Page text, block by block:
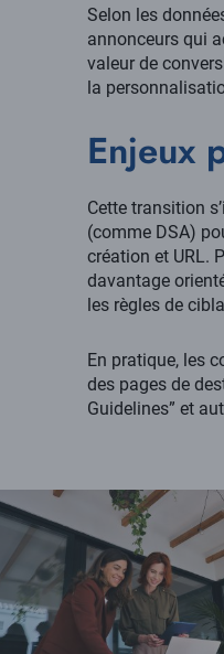
Selon les
annonceurs qui
valeur de
la
Enjeux
Cette transition
(comme DSA)
création et URL.
davantage
les règles de
En pratique, les
des pages de
Guidelines” et